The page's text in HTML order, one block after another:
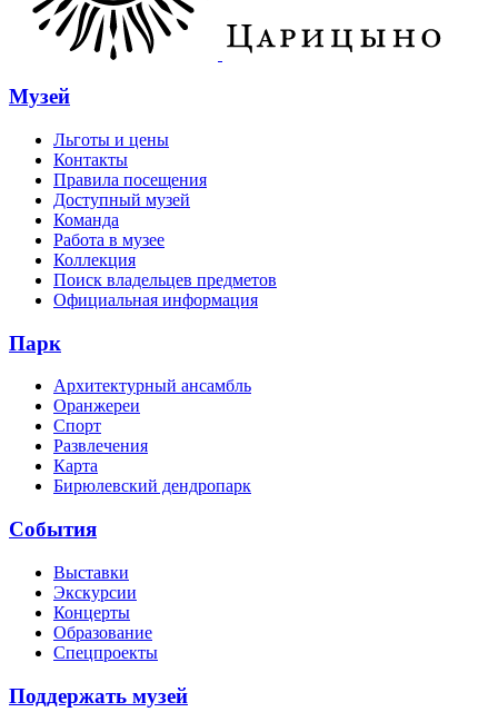
Музей
Льготы и цены
Контакты
Правила посещения
Доступный музей
Команда
Работа в музее
Коллекция
Поиск владельцев предметов
Официальная информация
Парк
Архитектурный ансамбль
Оранжереи
Спорт
Развлечения
Карта
Бирюлевский дендропарк
События
Выставки
Экскурсии
Концерты
Образование
Спецпроекты
Поддержать музей